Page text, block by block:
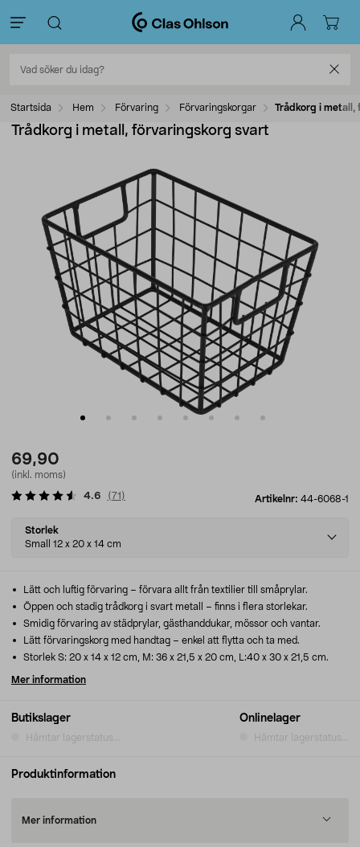
Startsida Hem Förvaring Förvaringskorgar Trådkorg i
Trådkorg i metall, förvaringskorg svart
69,90
(inkl. moms)
Artikelnr: 44-6068-1
4.6 (71 )
Select
variant
Storlek
Small 12 x 20 x 14 cm
Butikslager
Hämtar lagerstatus...
Onlinelager
Hämtar lagerstatus...
Lätt och luftig förvaring – förvara allt från textilier till småprylar.
Öppen och stadig trådkorg i svart metall – finns i flera storlekar.
Smidig förvaring av städprylar, gästhanddukar, mössor och vantar.
Lätt förvaringskorg med handtag – enkel att flytta och ta med.
Storlek S: 20 x 14 x 12 cm, M: 36 x 21,5 x 20 cm, L:40 x 30 x 21,5 cm.
Mer information
Produktinformation
Mer information